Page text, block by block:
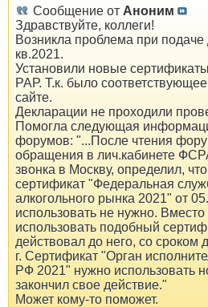
Сообщение от Аноним
Здравствуйте, коллеги!
Возникла проблема при подаче
кв.2021.
Установили новые
РАР. Т.к. было
сайте.
Декларации не проходили
Помогла следующая
форумов: "...После чтения
обращения в лич.кабинете
звонка в Москву, определил,
сертификат "Федеральная
алкогольного рынка 2021" от
использовать не нужно. Вместо
использовать подобный
действовал до него, со сроком
г. Сертификат "Орган
РФ 2021" нужно использовать
закончил свое действие."
Может кому-то поможет.